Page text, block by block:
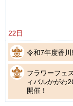
22日
令和7年度香
フラワーフェ
ィバルかがわ
開催！